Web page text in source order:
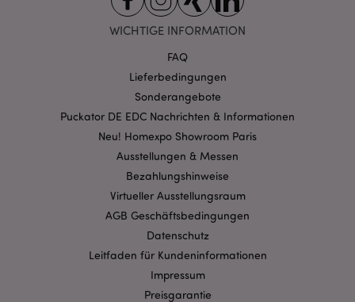
WICHTIGE INFORMATION
FAQ
Lieferbedingungen
Sonderangebote
Puckator DE EDC Nachrichten & Informationen
Neu! Homexpo Showroom Paris
Ausstellungen & Messen
Bezahlungshinweise
Virtueller Ausstellungsraum
AGB Geschäftsbedingungen
Datenschutz
Leitfaden für Kundeninformationen
Impressum
Preisgarantie
invalidation
Adobe Inc.
www.puckator.de
PHPSESSID
Datenschutzbestimmungen von Google